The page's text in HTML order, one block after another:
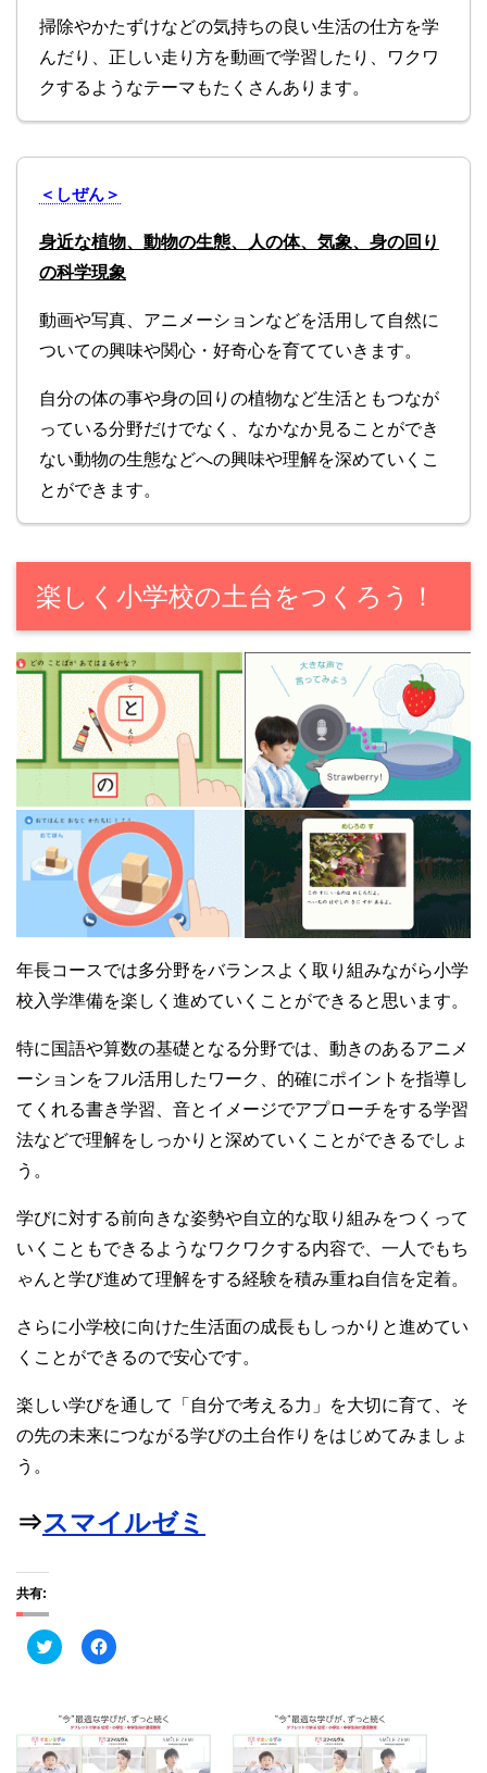
掃除やかたずけなどの気持ちの良い生活の仕方を学
んだり、正しい走り方を動画で学習したり、ワクワ
クするようなテーマもたくさんあります。
＜しぜん＞
身近な植物、動物の生態、人の体、気象、身の回り
の科学現象
動画や写真、アニメーションなどを活用して自然に
ついての興味や関心・好奇心を育てていきます。
自分の体の事や身の回りの植物など生活ともつなが
っている分野だけでなく、なかなか見ることができ
ない動物の生態などへの興味や理解を深めていくこ
とができます。
楽しく小学校の土台をつくろう！
年長コースでは多分野をバランスよく取り組みながら小学
校入学準備を楽しく進めていくことができると思います。
特に国語や算数の基礎となる分野では、動きのあるアニメ
ーションをフル活用したワーク、的確にポイントを指導し
てくれる書き学習、音とイメージでアプローチをする学習
法などで理解をしっかりと深めていくことができるでしょ
う。
学びに対する前向きな姿勢や自立的な取り組みをつくって
いくこともできるようなワクワクする内容で、一人でもち
ゃんと学び進めて理解をする経験を積み重ね自信を定着。
さらに小学校に向けた生活面の成長もしっかりと進めてい
くことができるので安心です。
楽しい学びを通して「自分で考える力」を大切に育て、そ
の先の未来につながる学びの土台作りをはじめてみましょ
う。
⇒スマイルゼミ
共有:
ク
リ
て
w
i
F
a
o
o
k
で